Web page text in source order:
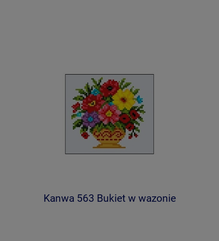
Kanwa 563 Bukiet w wazonie